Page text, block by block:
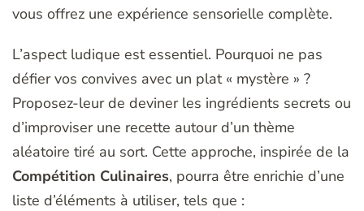
vous offrez une expérience sensorielle complète.
L’aspect ludique est essentiel. Pourquoi ne pas
défier vos convives avec un plat « mystère » ?
Proposez-leur de deviner les ingrédients secrets ou
d’improviser une recette autour d’un thème
aléatoire tiré au sort. Cette approche, inspirée de la
Compétition Culinaires, pourra être enrichie d’une
liste d’éléments à utiliser, tels que :